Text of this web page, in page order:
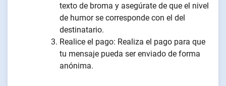
texto de broma y asegúrate de que el nivel
de humor se corresponde con el del
destinatario.
Realice el pago: Realiza el pago para que
tu mensaje pueda ser enviado de forma
anónima.